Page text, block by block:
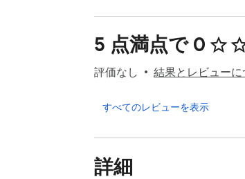
Finally, you can click
The created test case may
If you add 'data-testid' to
5 点満点で 0
評価なし 結果とレビューに
すべてのレビューを表示
詳細